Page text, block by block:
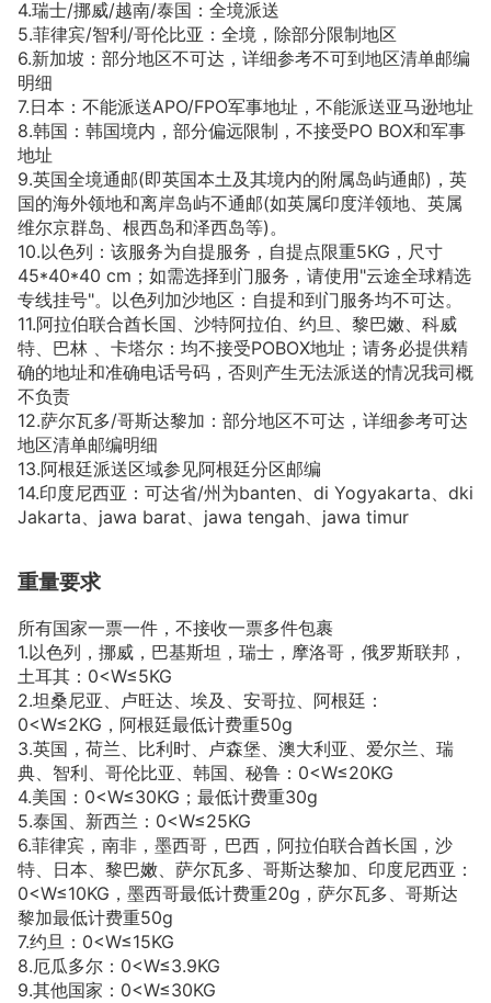
4.瑞士/挪威/越南/泰国：全境派送
5.菲律宾/智利/哥伦比亚：全境，除部分限制地区
6.新加坡：部分地区不可达，详细参考不可到地区清单邮编
明细
7.日本：不能派送APO/FPO军事地址，不能派送亚马逊地址
8.韩国：韩国境内，部分偏远限制，不接受PO BOX和军事
地址
9.英国全境通邮(即英国本土及其境内的附属岛屿通邮)，英
国的海外领地和离岸岛屿不通邮(如英属印度洋领地、英属
维尔京群岛、根西岛和泽西岛等)。
10.以色列：该服务为自提服务，自提点限重5KG，尺寸
45*40*40 cm；如需选择到门服务，请使用"云途全球精选
专线挂号"。以色列加沙地区：自提和到门服务均不可达。
11.阿拉伯联合酋长国、沙特阿拉伯、约旦、黎巴嫩、科威
特、巴林 、卡塔尔：均不接受POBOX地址；请务必提供精
确的地址和准确电话号码，否则产生无法派送的情况我司概
不负责
12.萨尔瓦多/哥斯达黎加：部分地区不可达，详细参考可达
地区清单邮编明细
13.阿根廷派送区域参见阿根廷分区邮编
14.印度尼西亚：可达省/州为banten、di Yogyakarta、dki
Jakarta、jawa barat、jawa tengah、jawa timur
重量要求
所有国家一票一件，不接收一票多件包裹
1.以色列，挪威，巴基斯坦，瑞士，摩洛哥，俄罗斯联邦，
土耳其：0<W≤5KG
2.坦桑尼亚、卢旺达、埃及、安哥拉、阿根廷：
0<W≤2KG，阿根廷最低计费重50g
3.英国，荷兰、比利时、卢森堡、澳大利亚、爱尔兰、瑞
典、智利、哥伦比亚、韩国、秘鲁：0<W≤20KG
4.美国：0<W≤30KG；最低计费重30g
5.泰国、新西兰：0<W≤25KG
6.菲律宾，南非，墨西哥，巴西，阿拉伯联合酋长国，沙
特、日本、黎巴嫩、萨尔瓦多、哥斯达黎加、印度尼西亚：
0<W≤10KG，墨西哥最低计费重20g，萨尔瓦多、哥斯达
黎加最低计费重50g
7.约旦：0<W≤15KG
8.厄瓜多尔：0<W≤3.9KG
9.其他国家：0<W≤30KG